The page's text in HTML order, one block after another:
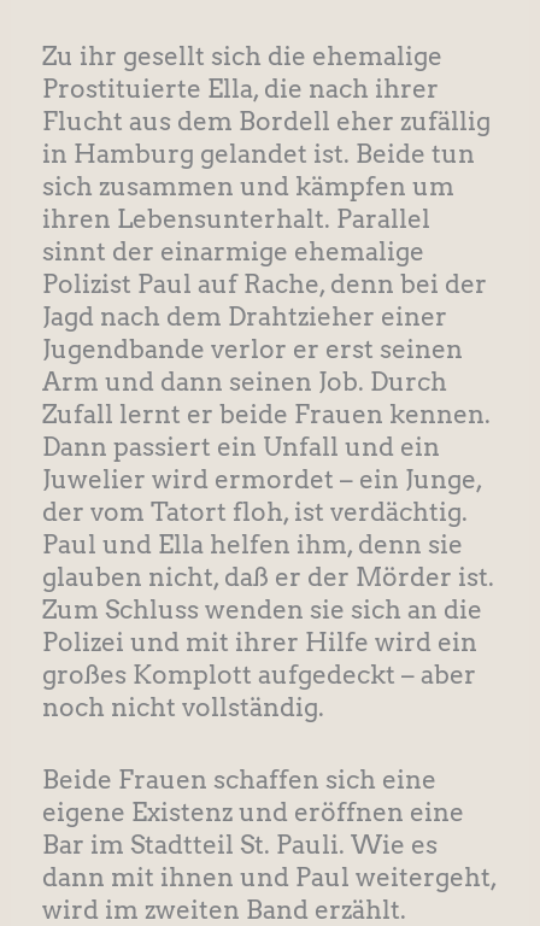
Zu ihr gesellt sich die ehemalige
Prostituierte Ella, die nach ihrer
Flucht aus dem Bordell eher zufällig
in Hamburg gelandet ist. Beide tun
sich zusammen und kämpfen um
ihren Lebensunterhalt. Parallel
sinnt der einarmige ehemalige
Polizist Paul auf Rache, denn bei der
Jagd nach dem Drahtzieher einer
Jugendbande verlor er erst seinen
Arm und dann seinen Job. Durch
Zufall lernt er beide Frauen kennen.
Dann passiert ein Unfall und ein
Juwelier wird ermordet – ein Junge,
der vom Tatort floh, ist verdächtig.
Paul und Ella helfen ihm, denn sie
glauben nicht, daß er der Mörder ist.
Zum Schluss wenden sie sich an die
Polizei und mit ihrer Hilfe wird ein
großes Komplott aufgedeckt – aber
noch nicht vollständig.
Beide Frauen schaffen sich eine
eigene Existenz und eröffnen eine
Bar im Stadtteil St. Pauli. Wie es
dann mit ihnen und Paul weitergeht,
wird im zweiten Band erzählt.